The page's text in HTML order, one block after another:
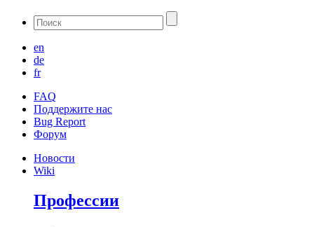
en
de
fr
FAQ
Поддержите нас
Bug Report
Форум
Новости
Wiki
Профессии